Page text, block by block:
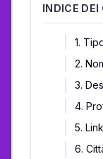
INDICE DEI
1.
2.
3.
4.
5.
6.